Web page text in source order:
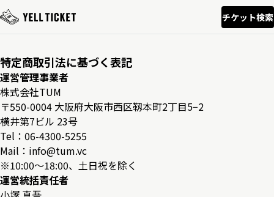
チケット検索
特定商取引法に基づく表記
運営管理事業者
株式会社TUM
〒550-0004 大阪府大阪市西区靱本町2丁目5−2
横井第7ビル 23号
Tel：06-4300-5255
Mail：info@tum.vc
※10:00～18:00、土日祝を除く
運営統括責任者